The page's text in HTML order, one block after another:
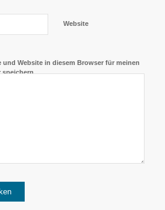
Website
und Website in diesem Browser für meinen